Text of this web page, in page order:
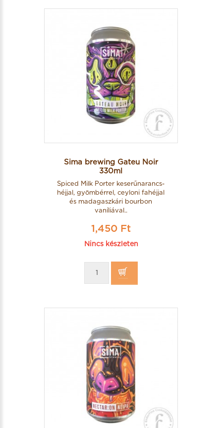
Sima brewing Gateu Noir
330ml
Spiced Milk Porter keserűnarancs-
héjjal, gyömbérrel, ceyloni fahéjjal
és madagaszkári bourbon
vaníliával..
1,450 Ft
Nincs készleten